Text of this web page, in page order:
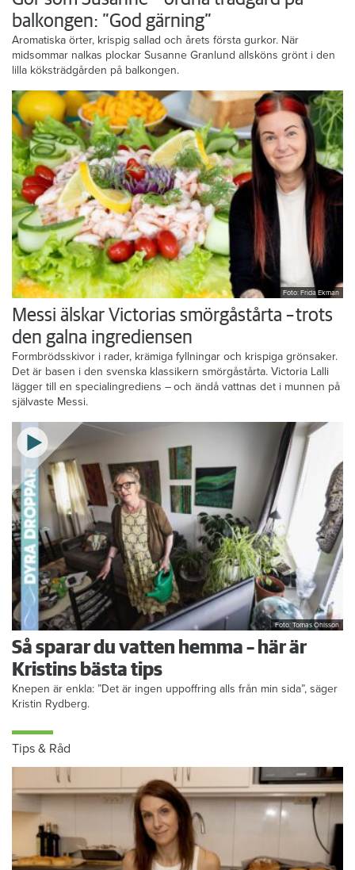
balkongen: ”God gärning”
Aromatiska örter, krispig sallad och årets första gurkor. När
midsommar nalkas plockar Susanne Granlund allsköns grönt i den
lilla köksträdgården på balkongen.
Foto: Frida Ekman
Messi älskar Victorias smörgåstårta – trots
den galna ingrediensen
Formbrödsskivor i rader, krämiga fyllningar och krispiga grönsaker.
Det är basen i den svenska klassikern smörgåstårta. Victoria Lalli
lägger till en specialingrediens – och ändå vattnas det i munnen på
självaste Messi.
Foto: Tomas Ohlsson
Så sparar du vatten hemma – här är
Kristins bästa tips
Knepen är enkla: ”Det är ingen uppoffring alls från min sida”, säger
Kristin Rydberg.
Tips & Råd